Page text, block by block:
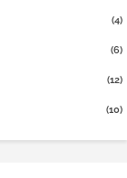
(4)
(6)
(12)
(10)